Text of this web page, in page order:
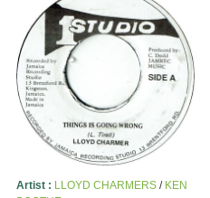
Artist : LLOYD CHARMERS/ KEN